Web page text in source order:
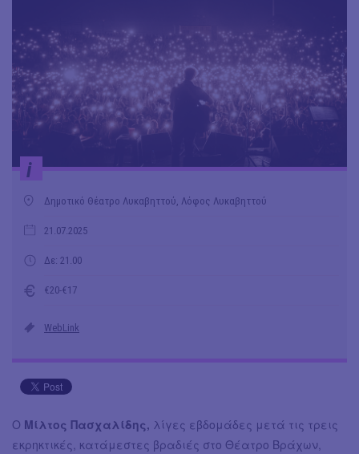
i
Δημοτικό Θέατρο Λυκαβηττού, Λόφος Λυκαβηττού
21.07.2025
Δε: 21.00
€20-€17
WebLink
Ο Μίλτος Πασχαλίδης, λίγες εβδομάδες μετά τις τρεις
εκρηκτικές, κατάμεστες βραδιές στο Θέατρο Βράχων,